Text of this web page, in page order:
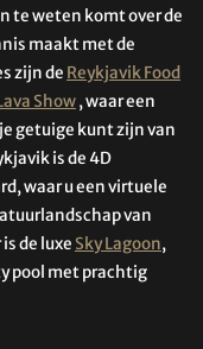
te weten komt over de
maakt met de
zijn de Reykjavik Food
Show, waar een
getuige kunt zijn van
is de 4D
waar u een virtuele
van
de luxe Sky Lagoon,
pool met prachtig